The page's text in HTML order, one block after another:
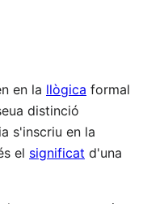
en la llògica formal
distinció
s'inscriu en la
el significat d'una